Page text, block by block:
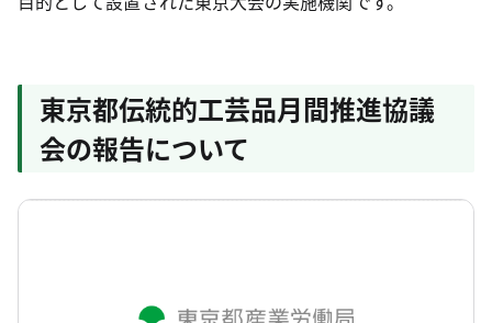
東京都伝統的工芸品月間推進協議
会の報告について